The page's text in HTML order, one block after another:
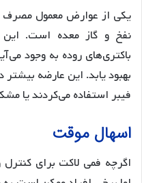
یکی از عوارض معمول مصرف
نفخ و گاز معده است. این
باکتری‌های روده به وجود
بهبود یابد. این عارضه
فیبر استفاده می‌کردند یا
اسهال موقت
اگرچه فمی لاکت برای